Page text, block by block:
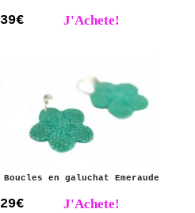
39€ J'Achete!
Boucles en galuchat Emeraude
29€ J'Achete!